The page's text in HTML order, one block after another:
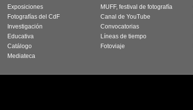
Exposiciones
Fotografías del CdF
Investigación
Educativa
Catálogo
Mediateca
MUFF, festival de fotografía
Canal de YouTube
Convocatorias
Líneas de tiempo
Fotoviaje